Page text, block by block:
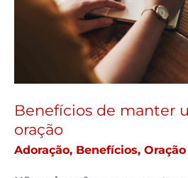
Benefícios de manter
oração
Adoração, Benefícios, Oração
diário